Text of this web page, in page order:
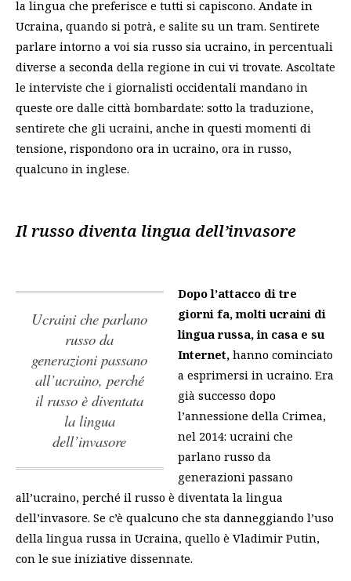
la lingua che preferisce e tutti si capiscono. Andate in
Ucraina, quando si potrà, e salite su un tram. Sentirete
parlare intorno a voi sia russo sia ucraino, in percentuali
diverse a seconda della regione in cui vi trovate. Ascoltate
le interviste che i giornalisti occidentali mandano in
queste ore dalle città bombardate: sotto la traduzione,
sentirete che gli ucraini, anche in questi momenti di
tensione, rispondono ora in ucraino, ora in russo,
qualcuno in inglese.
Il russo diventa lingua dell’invasore
ucraini che parlano
russo da
generazioni passano
all’ucraino, perché
il russo è diventata
la lingua
dell’invasore
Dopo l’attacco di tre
giorni fa, molti ucraini di
lingua russa, in casa e su
Internet,hanno cominciato
a esprimersi in ucraino. Era
già successo dopo
l’annessione della Crimea,
nel 2014:ucraini che
parlano russo da
generazioni passano
all’ucraino, perché il russo è diventata la lingua
dell’invasore. Se c’è qualcuno che sta danneggiando l’uso
della lingua russa in Ucraina, quello è Vladimir Putin,
con le sue iniziative dissennate.